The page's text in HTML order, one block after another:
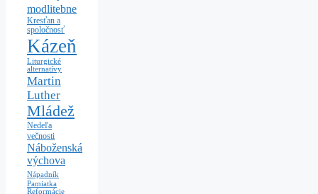
modlitebne
Kresťan a
spoločnosť
Kázeň
Liturgické
alternatívy
Martin
Luther
Mládež
Nedeľa
večnosti
Náboženská
výchova
Nápadník
Pamiatka
Reformácie